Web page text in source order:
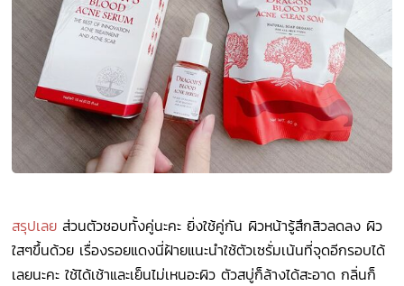
สรุปเลย ส่วนตัวชอบทั้งคู่นะคะ ยิ่งใช้คู่กัน ผิวหน้ารู้สึกสิวลดลง ผิว
ใสๆขึ้นด้วย เรื่องรอยแดงนี่ฝ้ายแนะนำใช้ตัวเซรั่มเน้นที่จุดอีกรอบได้
เลยนะคะ ใช้ได้เช้าและเย็นไม่เหนอะผิว ตัวสบู่ก็ล้างได้สะอาด กลิ่นก็